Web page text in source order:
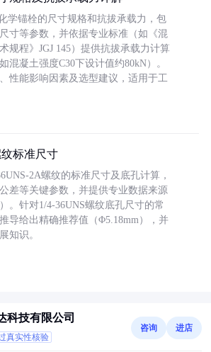
学锚栓的尺寸规格和抗拔承载力，包
寸等参数，并依据专业标准（如《混
规程》JGJ 145）提供抗拔承载力计算
混凝土强度C30下设计值约80kN）。
性能影响因素及选型建议，适用于工
纹标准尺寸
2A螺纹的标准尺寸及底孔计算，
差等关键参数，并提供专业数据来源
。针对1/4-36UNS螺纹底孔尺寸的常
导给出精确推荐值（Φ5.18mm），并
知识。
科技有限公司
真实性核验
咨询 进店